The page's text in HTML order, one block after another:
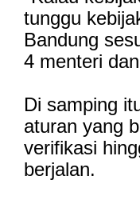
tunggu
Bandung
4 menteri
Di samping
aturan yang
verifikasi
berjalan.